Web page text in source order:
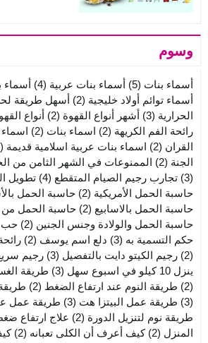
وسوم
أسماء بنات (5) أسماء بنات عربية (4) أسماء
أسماء توائم أولاد خليجية (2)
أسهل طريقة
الحرارية (3) أشهر أنواع القهوة (2) أنواع
رائحة الفم الكريهة (2) اسماء بنات (2)
القران (2) اسماء بنات عربية اسلامية قديمة (2)
الجنة (2) الممنوعات في الشهر الثامن من
(3)
تجارب رجيم الصيام المتقطع (4) تطويل
حاسبة الحمل الأمريكية (2) حاسبة الحمل
حاسبة الحمل بالاسابيع (2) حاسبة الحمل من
حاسبة الحمل والولادة وجنس الجنين (2) حب
حكم التسمية به (3) دلع اسم يوسف (2)
(2)
رجيم الكيتو دايت بالتفصيل (3) رجيم
ينزل 10 كيلو في اسبوع سهل
(3)
طريقة
(2)
طريقة النوم عند ارتفاع الضغط (2)
(3)
طريقة عمل البيتزا هت (3) طريقة عمل
طريقة نوم لتنزيل الدورة (2)
علاج ارتفاع
المنزل (2) كيف أعرف أن الكلى تعبانه (2)